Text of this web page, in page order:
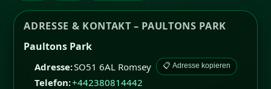
ADRESSE & KONTAKT – PAULTONS PARK
Paultons Park
Adresse:SO51 6AL Romsey 📋 Adresse kopieren
Telefon:+442380814442